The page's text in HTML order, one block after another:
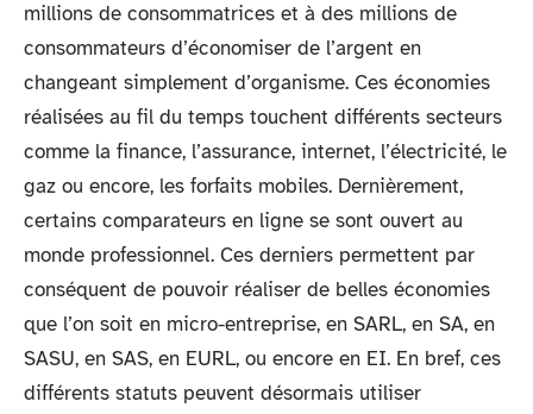
millions de consommatrices et à des millions de
consommateurs d’économiser de l’argent en
changeant simplement d’organisme. Ces économies
réalisées au fil du temps touchent différents secteurs
comme la finance, l’assurance, internet, l’électricité, le
gaz ou encore, les forfaits mobiles. Dernièrement,
certains comparateurs en ligne se sont ouvert au
monde professionnel. Ces derniers permettent par
conséquent de pouvoir réaliser de belles économies
que l’on soit en micro-entreprise, en SARL, en SA, en
SASU, en SAS, en EURL, ou encore en EI. En bref, ces
différents statuts peuvent désormais utiliser